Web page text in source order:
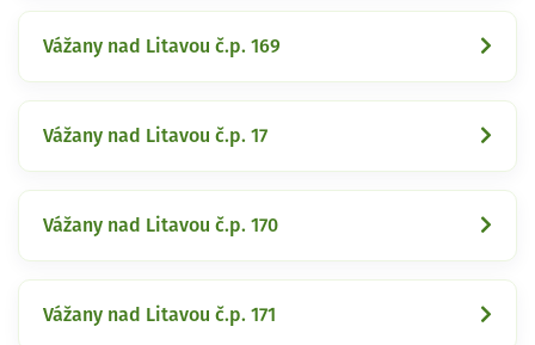
Vážany nad Litavou č.p. 169
Vážany nad Litavou č.p. 17
Vážany nad Litavou č.p. 170
Vážany nad Litavou č.p. 171